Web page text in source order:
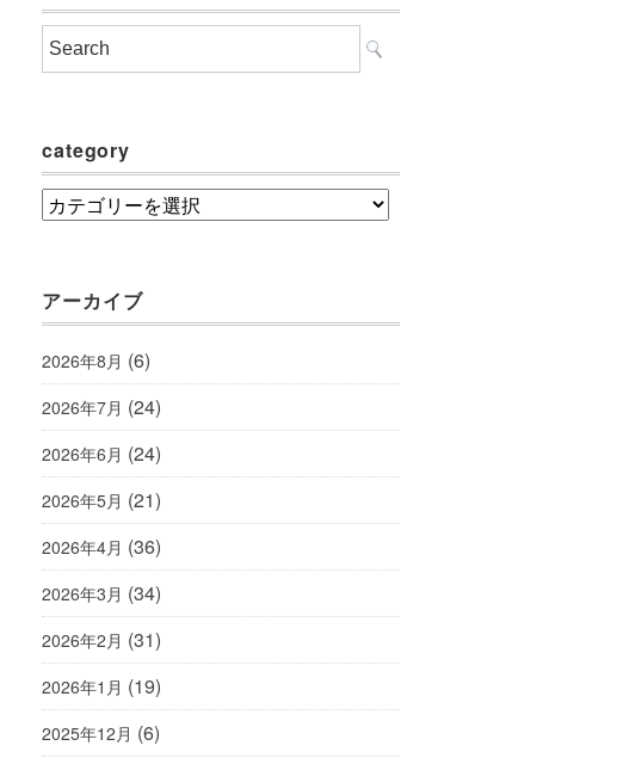
category
category
アーカイブ
2026年8月 (6)
2026年7月 (24)
2026年6月 (24)
2026年5月 (21)
2026年4月 (36)
2026年3月 (34)
2026年2月 (31)
2026年1月 (19)
2025年12月 (6)